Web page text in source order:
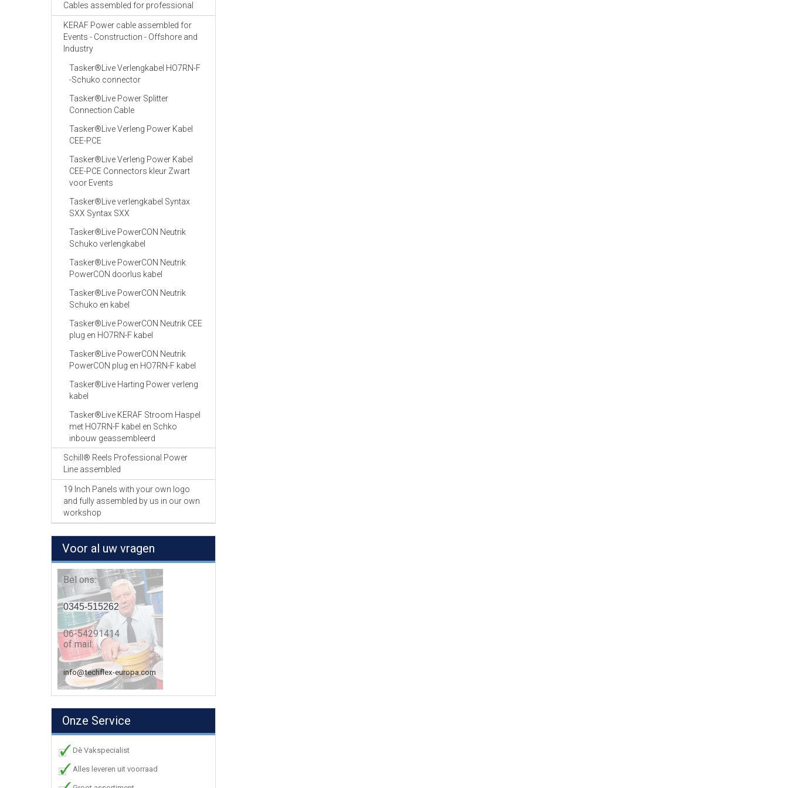
Cables assembled for professional
KERAF Power cable assembled for
Events - Construction - Offshore and
Industry
Tasker®Live Verlengkabel HO7RN-F
-Schuko connector
Tasker®Live Power Splitter
Connection Cable
Tasker®Live Verleng Power Kabel
CEE-PCE
Tasker®Live Verleng Power Kabel
CEE-PCE Connectors kleur Zwart
voor Events
Tasker®Live verlengkabel Syntax
SXX Syntax SXX
Tasker®Live PowerCON Neutrik
Schuko verlengkabel
Tasker®Live PowerCON Neutrik
PowerCON doorlus kabel
Tasker®Live PowerCON Neutrik
Schuko en kabel
Tasker®Live PowerCON Neutrik CEE
plug en HO7RN-F kabel
Tasker®Live PowerCON Neutrik
PowerCON plug en HO7RN-F kabel
Tasker®Live Harting Power verleng
kabel
Tasker®Live KERAF Stroom Haspel
met HO7RN-F kabel en Schko
inbouw geassembleerd
Schill® Reels Professional Power
Line assembled
19 Inch Panels with your own logo
and fully assembled by us in our own
workshop
Voor al uw vragen
Bel ons:
0345-515262
06-54291414
of mail:
info@techflex-europa.com
Onze Service
Dè Vakspecialist
Alles leveren uit voorraad